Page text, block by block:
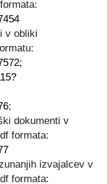
v obliki
;
dokumenti v
formata:
izvajalcev v
formata: